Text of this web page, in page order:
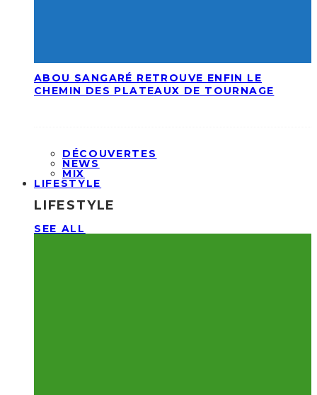
ABOU SANGARÉ RETROUVE ENFIN LE
CHEMIN DES PLATEAUX DE TOURNAGE
DÉCOUVERTES
NEWS
MIX
LIFESTYLE
LIFESTYLE
SEE ALL